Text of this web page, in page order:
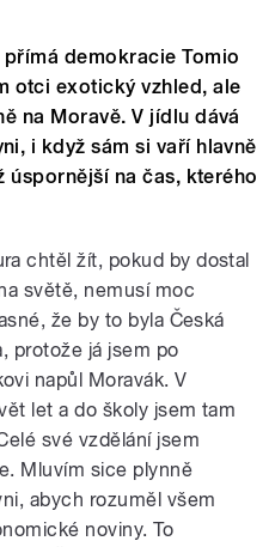
demokracie Tomio
otci exotický vzhled, ale
na Moravě. V jídlu dává
i když sám si vaří hlavně
úspornější na čas, kterého
chtěl žít, pokud by dostal
světě, nemusí moc
že by to byla Česká
protože já jsem po
napůl Moravák. V
let a do školy jsem tam
své vzdělání jsem
Mluvím sice plynně
abych rozuměl všem
noviny. To